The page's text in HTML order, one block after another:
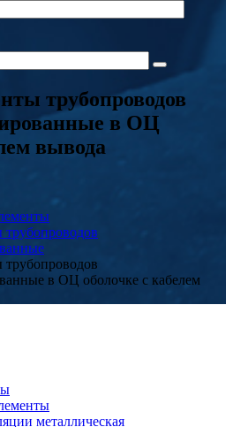
трубопроводов
в ОЦ
вывода
в ОЦ оболочке с кабелем
металлическая